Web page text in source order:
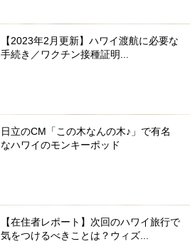
【2023年2月更新】ハワイ渡航に必要な
手続き／ワクチン接種証明...
日立のCM「この木なんの木♪」で有名
なハワイのモンキーポッド
【在住者レポート】次回のハワイ旅行で
気をつけるべきことは？ウィズ...